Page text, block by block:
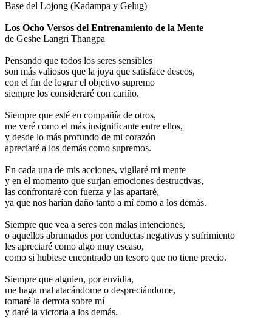
Base del Lojong (Kadampa y Gelug)
Los Ocho Versos del Entrenamiento de la Mente
de Geshe Langri Thangpa
Pensando que todos los seres sensibles
son más valiosos que la joya que satisface deseos,
con el fin de lograr el objetivo supremo
siempre los consideraré con cariño.
Siempre que esté en compañía de otros,
me veré como el más insignificante entre ellos,
y desde lo más profundo de mi corazón
apreciaré a los demás como supremos.
En cada una de mis acciones, vigilaré mi mente
y en el momento que surjan emociones destructivas,
las confrontaré con fuerza y las apartaré,
ya que nos harían daño tanto a mí como a los demás.
Siempre que vea a seres con malas intenciones,
o aquellos abrumados por conductas negativas y sufrimiento
les apreciaré como algo muy escaso,
como si hubiese encontrado un tesoro que no tiene precio.
Siempre que alguien, por envidia,
me haga mal atacándome o despreciándome,
tomaré la derrota sobre mí
y daré la victoria a los demás.